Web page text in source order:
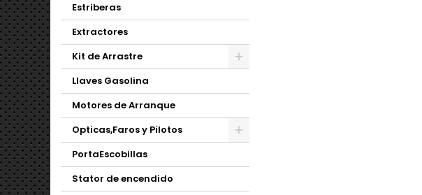
Estriberas
Extractores
Kit de Arrastre
Llaves Gasolina
Motores de Arranque
Opticas,Faros y Pilotos
PortaEscobillas
Stator de encendido